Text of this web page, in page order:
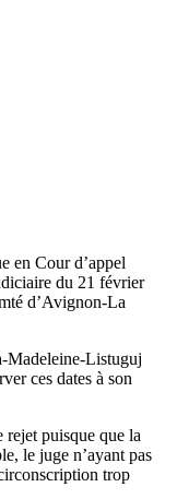
en Cour d’appel
du 21 février
d’Avignon-La
Madeleine-Listuguj
ces dates à son
rejet puisque que la
le juge n’ayant pas
trop